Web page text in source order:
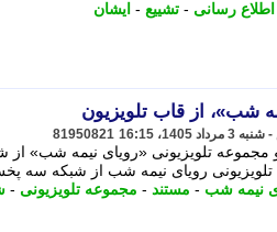
اطلاع رسانی - تشییع - ایشان
شب»، از قاب تلویزیون
81950821
و مجموعه تلویزیونی «رویای نیمه
تلویزیونی رویای نیمه شب از شبکه سه
نیمه شب - مستند - مجموعه تلویزیونی -